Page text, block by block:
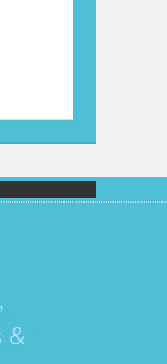
&